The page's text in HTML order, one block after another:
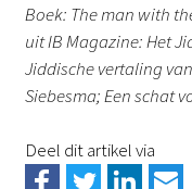
Boek: The man with
uit IB Magazine: Het
Jiddische vertaling
Siebesma; Een schat
Deel dit artikel via